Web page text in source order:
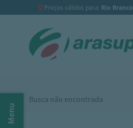
Preços válidos para: Rio Branco
Menu
Busca não encontrada